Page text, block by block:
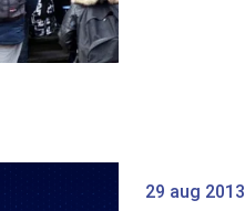
29 aug 2013